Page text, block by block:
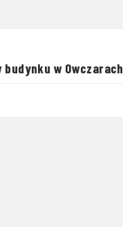
budynku w Owczarach